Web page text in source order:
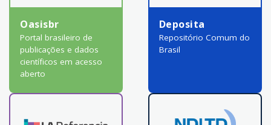
Oasisbr
Portal brasileiro de
publicações e dados
científicos em acesso
aberto
Deposita
Repositório Comum do
Brasil